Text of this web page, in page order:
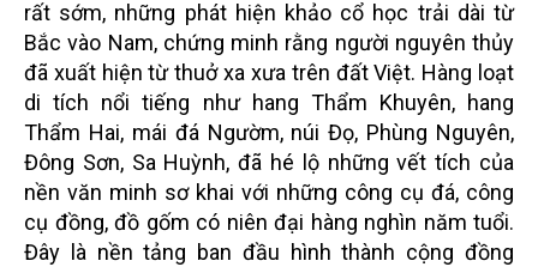
rất sớm, những phát hiện khảo cổ học trải dài từ
Bắc vào Nam, chứng minh rằng người nguyên thủy
đã xuất hiện từ thuở xa xưa trên đất Việt. Hàng loạt
di tích nổi tiếng như hang Thẩm Khuyên, hang
Thẩm Hai, mái đá Ngườm, núi Đọ, Phùng Nguyên,
Đông Sơn, Sa Huỳnh, đã hé lộ những vết tích của
nền văn minh sơ khai với những công cụ đá, công
cụ đồng, đồ gốm có niên đại hàng nghìn năm tuổi.
Đây là nền tảng ban đầu hình thành cộng đồng